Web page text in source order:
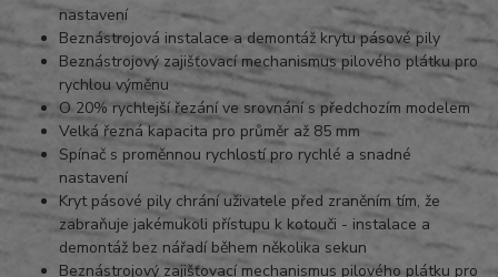
nastavení
Beznástrojová instalace a demontáž krytu pásové pily
Beznástrojový zajišťovací mechanismus pilového plátku pro
rychlou výměnu
O 20% rychlejší řezání ve srovnání s předchozím modelem
Velká řezná kapacita pro průměr až 85 mm
Spínač s proměnnou rychlostí pro rychlé a snadné
nastavení
Kryt pásové pily chrání uživatele před zraněním tím, že
zabraňuje jakémukoli přístupu k kotouči - instalace a
demontáž bez nářadí během několika sekun
Beznástrojový zajišťovací mechanismus pilového plátku pro